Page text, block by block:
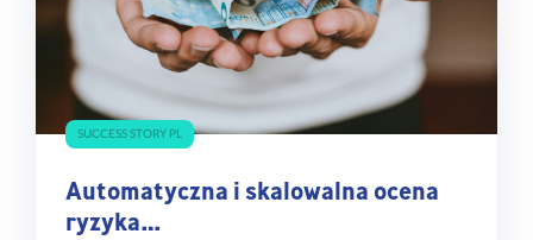
SUCCESS STORY PL
Automatyczna i skalowalna ocena
ryzyka…